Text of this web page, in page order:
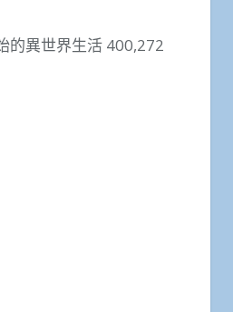
的異世界生活 400,272